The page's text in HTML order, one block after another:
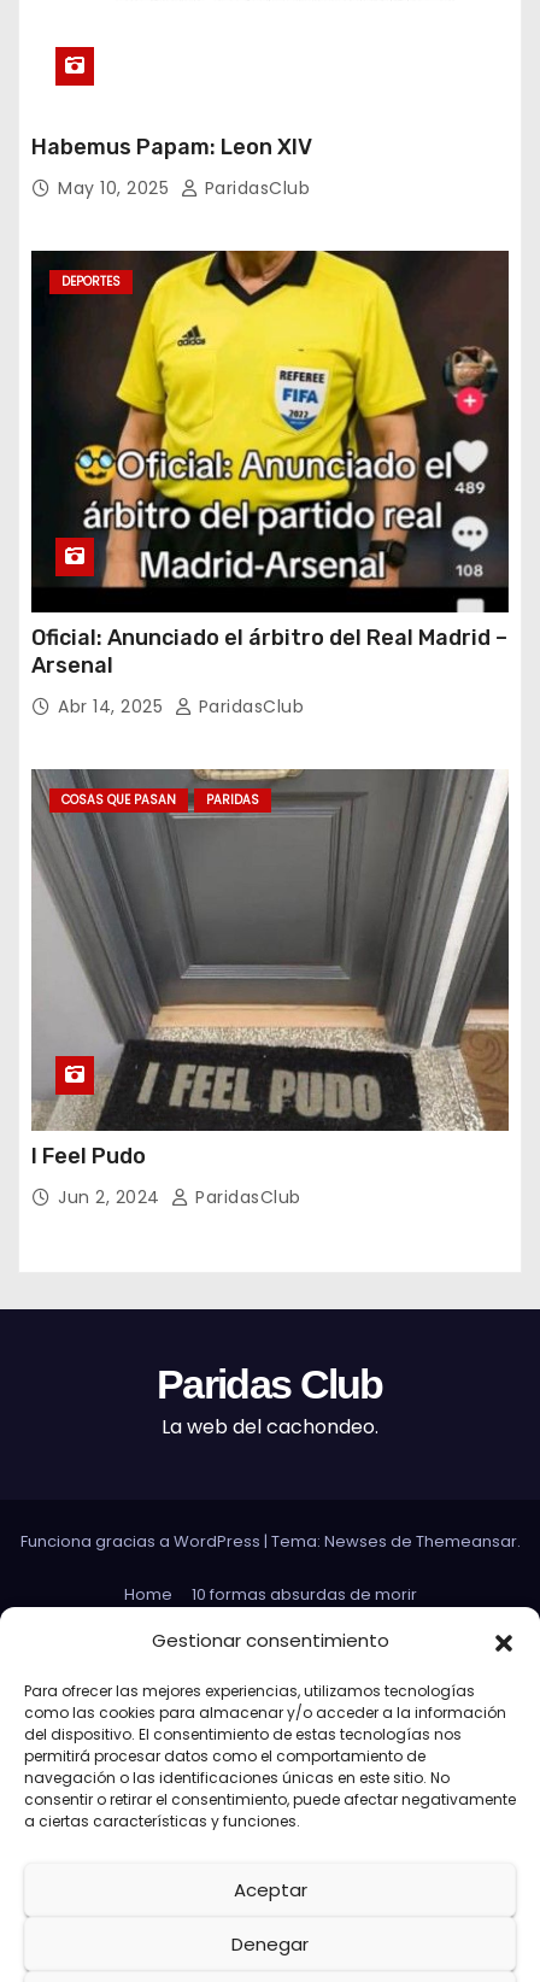
Gestionar consentimiento
Para ofrecer las mejores experiencias, utilizamos tecnologías
como las cookies para almacenar y/o acceder a la información
del dispositivo. El consentimiento de estas tecnologías nos
permitirá procesar datos como el comportamiento de
navegación o las identificaciones únicas en este sitio. No
consentir o retirar el consentimiento, puede afectar negativamente
a ciertas características y funciones.
Aceptar
Denegar
Habemus Papam: Leon XIV
May 10, 2025 ParidasClub
DEPORTES
Oficial: Anunciado el árbitro del Real Madrid –
Arsenal
Abr 14, 2025 ParidasClub
COSAS QUE PASAN PARIDAS
I Feel Pudo
Jun 2, 2024 ParidasClub
Paridas Club
La web del cachondeo.
Funciona gracias a WordPress | Tema: Newses de Themeansar.
Home
10 formas absurdas de morir
Datos curiosos que no sirven para nada
Efectos 3D con Gifs animados
El Rey Abdica
Las 30 Leyes sexuales más absurdas del mundo
Las leyes de Murphy
Lost: Curiosidades
Más información sobre las cookies
Memes de Avengers Capitán América
Paridas Club en las redes
Política de cookies (UE)